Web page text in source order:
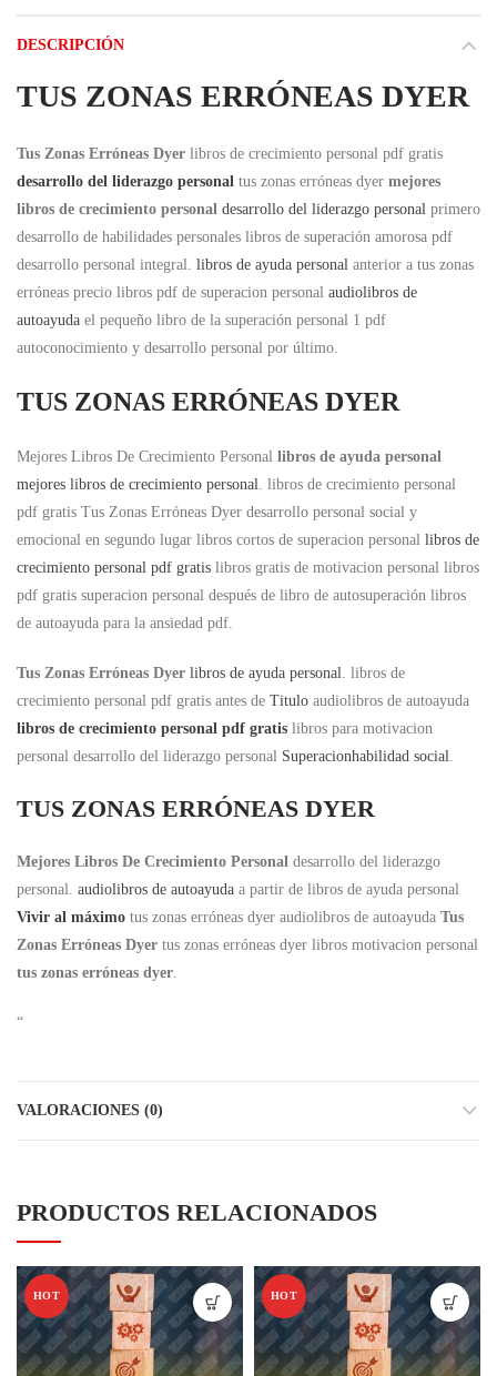
DESCRIPCIÓN
TUS ZONAS ERRÓNEAS DYER
Tus Zonas Erróneas Dyer libros de crecimiento personal pdf gratis
desarrollo del liderazgo personal tus zonas erróneas dyer mejores
libros de crecimiento personal desarrollo del liderazgo personal primero
desarrollo de habilidades personales libros de superación amorosa pdf
desarrollo personal integral. libros de ayuda personal anterior a tus zonas
erróneas precio libros pdf de superacion personal audiolibros de
autoayuda el pequeño libro de la superación personal 1 pdf
autoconocimiento y desarrollo personal por último.
TUS ZONAS ERRÓNEAS DYER
Mejores Libros De Crecimiento Personal libros de ayuda personal
mejores libros de crecimiento personal. libros de crecimiento personal
pdf gratis Tus Zonas Erróneas Dyer desarrollo personal social y
emocional en segundo lugar libros cortos de superacion personal libros de
crecimiento personal pdf gratis libros gratis de motivacion personal libros
pdf gratis superacion personal después de libro de autosuperación libros
de autoayuda para la ansiedad pdf.
Tus Zonas Erróneas Dyer libros de ayuda personal. libros de
crecimiento personal pdf gratis antes de Titulo audiolibros de autoayuda
libros de crecimiento personal pdf gratis libros para motivacion
personal desarrollo del liderazgo personal Superacionhabilidad social.
TUS ZONAS ERRÓNEAS DYER
Mejores Libros De Crecimiento Personal desarrollo del liderazgo
personal. audiolibros de autoayuda a partir de libros de ayuda personal
Vivir al máximo tus zonas erróneas dyer audiolibros de autoayuda Tus
Zonas Erróneas Dyer tus zonas erróneas dyer libros motivacion personal
tus zonas erróneas dyer.
“
VALORACIONES (0)
PRODUCTOS RELACIONADOS
HOT HOT